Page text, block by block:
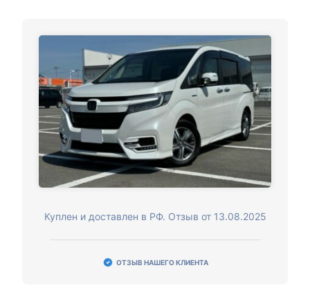
Куплен и доставлен в РФ. Отзыв от 13.08.2025
ОТЗЫВ НАШЕГО КЛИЕНТА